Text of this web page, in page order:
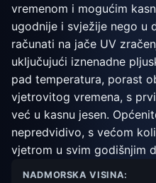
vremenom i mogućim
ugodnije i svježije nego u
računati na jače UV
uključujući iznenadne
pad temperatura, porast
vjetrovitog vremena, s
već u kasnu jesen.
nepredvidivo, s većom
vjetrom u svim godišnjim
NADMORSKA VISINA: